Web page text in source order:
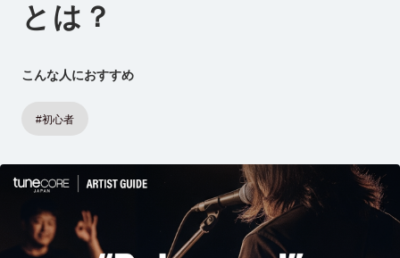
とは？
こんな人におすすめ
#初心者